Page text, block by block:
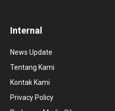
Internal
News Update
Tentang Kami
Kontak Kami
Privacy Policy